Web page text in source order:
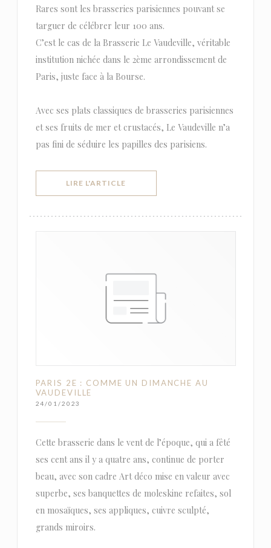
Rares sont les brasseries parisiennes pouvant se
targuer de célébrer leur 100 ans.
C’est le cas de la Brasserie Le Vaudeville, véritable
institution nichée dans le 2ème arrondissement de
Paris, juste face à la Bourse.
Avec ses plats classiques de brasseries parisiennes
et ses fruits de mer et crustacés, Le Vaudeville n’a
pas fini de séduire les papilles des parisiens.
LIRE L'ARTICLE
PARIS 2E : COMME UN DIMANCHE AU
VAUDEVILLE
24/01/2023
Cette brasserie dans le vent de l’époque, qui a fêté
ses cent ans il y a quatre ans, continue de porter
beau, avec son cadre Art déco mise en valeur avec
superbe, ses banquettes de moleskine refaites, sol
en mosaïques, ses appliques, cuivre sculpté,
grands miroirs.